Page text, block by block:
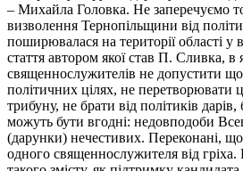
– Михайла Головка. Не заперечуємо
визволення Тернопільщини від
поширювалася на території області у
стаття автором якої став П. Сливка, в
священнослужителів не допустити
політичних цілях, не перетворювати
трибуну, не брати від політиків
можуть бути вгодні: недовподоби
(дарунки) нечестивих. Переконані, що
одного священнослужителя від